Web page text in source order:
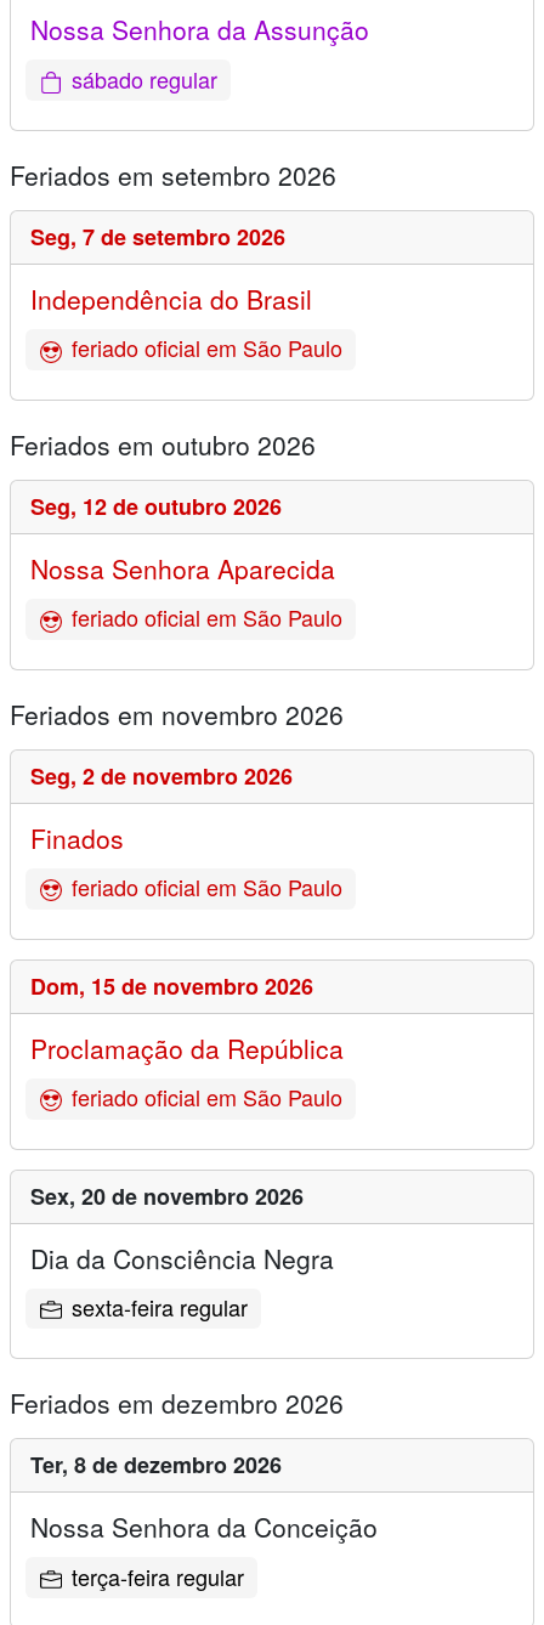
Nossa Senhora da Assunção
sábado regular
Feriados em setembro 2026
Seg, 7 de setembro 2026
Independência do Brasil
feriado oficial em São Paulo
Feriados em outubro 2026
Seg, 12 de outubro 2026
Nossa Senhora Aparecida
feriado oficial em São Paulo
Feriados em novembro 2026
Seg, 2 de novembro 2026
Finados
feriado oficial em São Paulo
Dom, 15 de novembro 2026
Proclamação da República
feriado oficial em São Paulo
Sex, 20 de novembro 2026
Dia da Consciência Negra
sexta-feira regular
Feriados em dezembro 2026
Ter, 8 de dezembro 2026
Nossa Senhora da Conceição
terça-feira regular